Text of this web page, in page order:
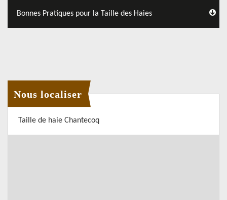
Bonnes Pratiques pour la Taille des Haies
Nous localiser
Taille de haie Chantecoq